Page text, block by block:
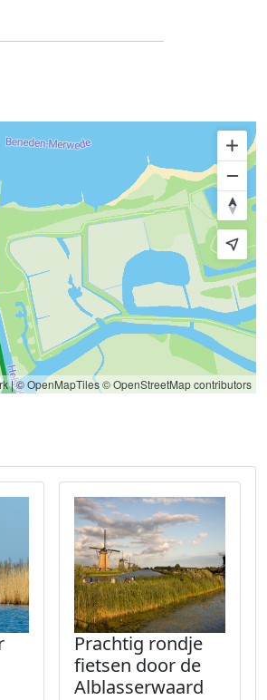
|© OpenMapTiles© OpenStreetMap contributors
Prachtig rondje
fietsen door de
Alblasserwaard